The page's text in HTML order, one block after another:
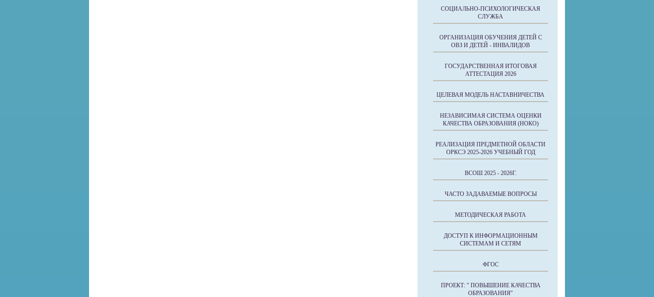
СОЦИАЛЬНО-ПСИХОЛОГИЧЕСКАЯ
СЛУЖБА
ОРГАНИЗАЦИЯ ОБУЧЕНИЯ ДЕТЕЙ С
ОВЗ И ДЕТЕЙ - ИНВАЛИДОВ
ГОСУДАРСТВЕННАЯ ИТОГОВАЯ
АТТЕСТАЦИЯ 2026
ЦЕЛЕВАЯ МОДЕЛЬ НАСТАВНИЧЕСТВА
НЕЗАВИСИМАЯ СИСТЕМА ОЦЕНКИ
КАЧЕСТВА ОБРАЗОВАНИЯ (НОКО)
РЕАЛИЗАЦИЯ ПРЕДМЕТНОЙ ОБЛАСТИ
ОРКСЭ 2025-2026 УЧЕБНЫЙ ГОД
ВСОШ 2025 - 2026Г.
ЧАСТО ЗАДАВАЕМЫЕ ВОПРОСЫ
МЕТОДИЧЕСКАЯ РАБОТА
ДОСТУП К ИНФОРМАЦИОННЫМ
СИСТЕМАМ И СЕТЯМ
ФГОС
ПРОЕКТ: " ПОВЫШЕНИЕ КАЧЕСТВА
ОБРАЗОВАНИЯ"